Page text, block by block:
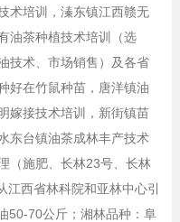
术培训，溱东镇江西赣无
油茶种植技术培训（选
技术、市场销售）及各省
好在竹鼠种苗，唐洋镇油
嫁接技术培训，新街镇苗
东台镇油茶成林丰产技术
（施肥、长林23号、长林
西省林科院和亚林中心引
50-70公斤；湘林品种：阜